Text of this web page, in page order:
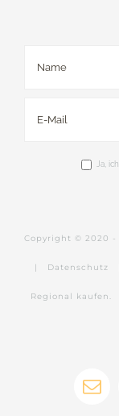
Ja,
Copyright © 2020 -
| Datenschutz
Regional kaufen.
E-